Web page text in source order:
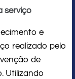
serviço
e
realizado pelo
de
Utilizando